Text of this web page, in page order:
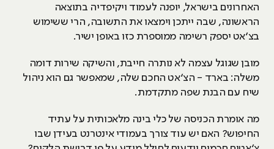
האחרונים בישראל, יופנה לעמוד ויקיפדיה בתוצאה
הראשונה, שבה ייתכן וימצאו את התשובה, הרי ששימוש
בצ׳אט יספק רשימה ממוספרת כזו באופן ישיר.
מובן שגוגל עצמה לא נותרה חייבת, והשיקה שירות דומה
משלה: בארד - הצ׳אט החכם שלה, שמאפשר גם הוא ניהול
שיח עם הבנת שפה מתקדמת.
מה אומרת הכניסה של כלי בינה מלאכותית על עתיד
החיפוש? האם יש עוד צורך בעמודי אינטרנט בעידן שבו